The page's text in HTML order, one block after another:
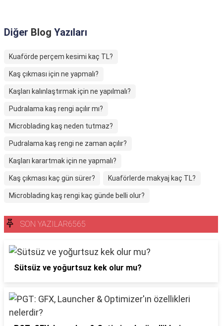
Diğer Blog Yazıları
Kuaförde perçem kesimi kaç TL?
Kaş çıkması için ne yapmalı?
Kaşları kalınlaştırmak için ne yapılmalı?
Pudralama kaş rengi açılır mı?
Microblading kaş neden tutmaz?
Pudralama kaş rengi ne zaman açılır?
Kaşları karartmak için ne yapmalı?
Kaş çıkması kaç gün sürer? Kuaförlerde makyaj kaç TL?
Microblading kaş rengi kaç günde belli olur?
SON YAZILAR6565
Sütsüz ve yoğurtsuz kek olur mu?